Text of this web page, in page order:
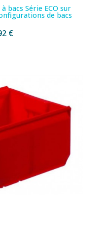
bacs Série ECO sur
de bacs
€